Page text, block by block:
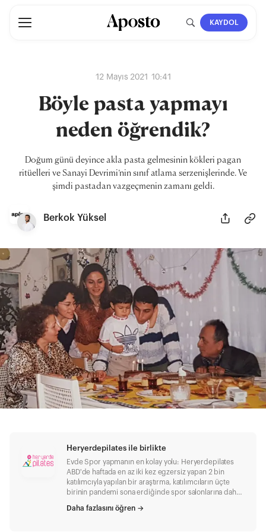
KAYDOL
12 Mayıs 2021 10:41
Böyle pasta yapmayı
neden öğrendik?
Doğum günü deyince akla pasta gelmesinin kökleri pagan
ritüelleri ve Sanayi Devrimi’nin sınıf atlama serzenişlerinde. Ve
şimdi pastadan vazgeçmenin zamanı geldi.
Berkok Yüksel
Heryerdepilates ile birlikte
Evde Spor yapmanın en kolay yolu: Heryerdepilates
ABD'de haftada en az iki kez egzersiz yapan 2 bin
katılımcıyla yapılan bir araştırma, katılımcıların üçte
birinin pandemi sona erdiğinde spor salonlarına daha
salonuna döndüğünde rahat hissedecek olanların
Daha fazlasını öğren →